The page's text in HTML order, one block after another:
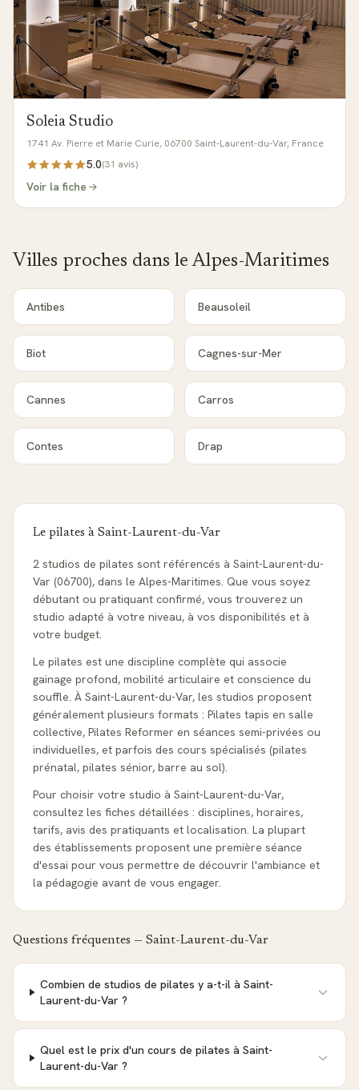
Soleia Studio
1741 Av. Pierre et Marie Curie, 06700 Saint-Laurent-du-Var, France
5.0(31 avis)
Voir la fiche
Villes proches dans leAlpes-Maritimes
Antibes Beausoleil
Biot Cagnes-sur-Mer
Cannes Carros
Contes Drap
Le pilates à Saint-Laurent-du-Var
2 studios de pilates sont référencés à Saint-Laurent-du-
Var (06700), dans le Alpes-Maritimes. Que vous soyez
débutant ou pratiquant confirmé, vous trouverez un
studio adapté à votre niveau, à vos disponibilités et à
votre budget.
Le pilates est une discipline complète qui associe
gainage profond, mobilité articulaire et conscience du
souffle. À Saint-Laurent-du-Var, les studios proposent
généralement plusieurs formats : Pilates tapis en salle
collective, Pilates Reformer en séances semi-privées ou
individuelles, et parfois des cours spécialisés (pilates
prénatal, pilates sénior, barre au sol).
Pour choisir votre studio à Saint-Laurent-du-Var,
consultez les fiches détaillées : disciplines, horaires,
tarifs, avis des pratiquants et localisation. La plupart
des établissements proposent une première séance
d'essai pour vous permettre de découvrir l'ambiance et
la pédagogie avant de vous engager.
Questions fréquentes — Saint-Laurent-du-Var
Combien de studios de pilates y a-t-il à Saint-
Laurent-du-Var ?
Quel est le prix d'un cours de pilates à Saint-
Laurent-du-Var ?